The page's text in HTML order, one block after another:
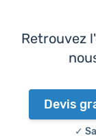
Retrouvez
Devis
✓